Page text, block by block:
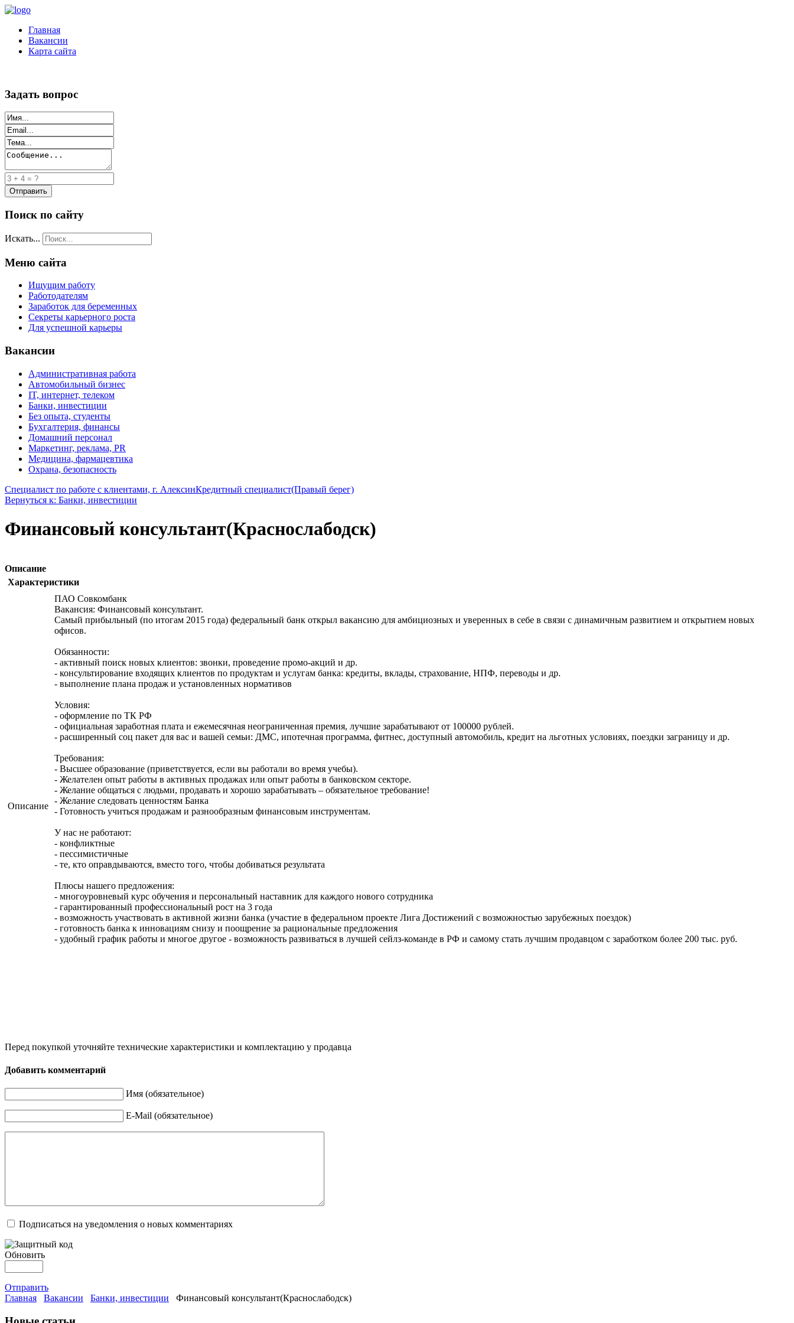
Главная
Вакансии
Карта сайта
Задать вопрос
Поиск по сайту
Искать...
Меню сайта
Ищущим работу
Работодателям
Заработок для беременных
Секреты карьерного роста
Для успешной карьеры
Вакансии
Административная работа
Автомобильный бизнес
IT, интернет, телеком
Банки, инвестиции
Без опыта, студенты
Бухгалтерия, финансы
Домашний персонал
Маркетинг, реклама, PR
Медицина, фармацевтика
Охрана, безопасность
Специалист по работе с клиентами, г. АлексинКредитный специалист(Правый берег)
Вернуться к: Банки, инвестиции
Финансовый консультант(Краснослабодск)
Описание
Характеристики
Описание
ПАО Совкомбанк
Вакансия: Финансовый консультант.
Самый прибыльный (по итогам 2015 года) федеральный банк открыл вакансию для амбициозных и уверенных в себе в связи с динамичным развитием и открытием новых
офисов.
Обязанности:
- активный поиск новых клиентов: звонки, проведение промо-акций и др.
- консультирование входящих клиентов по продуктам и услугам банка: кредиты, вклады, страхование, НПФ, переводы и др.
- выполнение плана продаж и установленных нормативов
Условия:
- оформление по ТК РФ
- официальная заработная плата и ежемесячная неограниченная премия, лучшие зарабатывают от 100000 рублей.
- расширенный соц пакет для вас и вашей семьи: ДМС, ипотечная программа, фитнес, доступный автомобиль, кредит на льготных условиях, поездки заграницу и др.
Требования:
- Высшее образование (приветствуется, если вы работали во время учебы).
- Желателен опыт работы в активных продажах или опыт работы в банковском секторе.
- Желание общаться с людьми, продавать и хорошо зарабатывать – обязательное требование!
- Желание следовать ценностям Банка
- Готовность учиться продажам и разнообразным финансовым инструментам.
У нас не работают:
- конфликтные
- пессимистичные
- те, кто оправдываются, вместо того, чтобы добиваться результата
Плюсы нашего предложения:
- многоуровневый курс обучения и персональный наставник для каждого нового сотрудника
- гарантированный профессиональный рост на 3 года
- возможность участвовать в активной жизни банка (участие в федеральном проекте Лига Достижений с возможностью зарубежных поездок)
- готовность банка к инновациям снизу и поощрение за рациональные предложения
- удобный график работы и многое другое - возможность развиваться в лучшей сейлз-команде в РФ и самому стать лучшим продавцом с заработком более 200 тыс. руб.
Перед покупкой уточняйте технические характеристики и комплектацию у продавца
Добавить комментарий
Имя (обязательное)
E-Mail (обязательное)
Подписаться на уведомления о новых комментариях
Обновить
Отправить
Главная
Вакансии Банки, инвестиции Финансовый консультант(Краснослабодск)